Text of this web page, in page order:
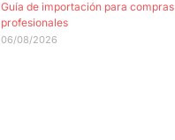
Guía de importación para compras
profesionales
06/08/2026